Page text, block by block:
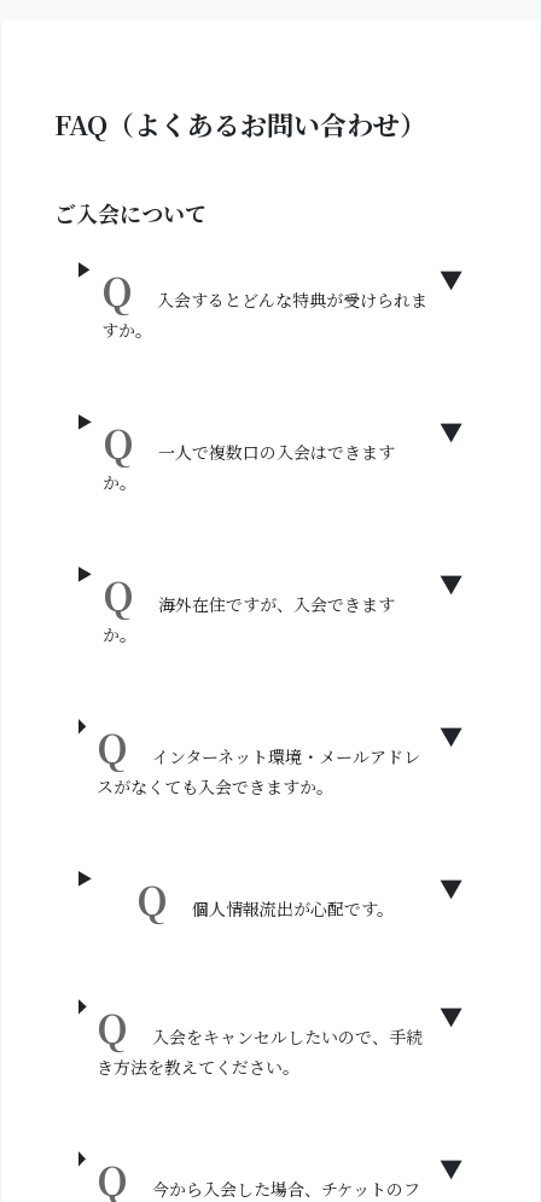
FAQ（よくあるお問い合わせ）
ご入会について
入会するとどんな特典が受けられま
すか。
一人で複数口の入会はできます
か。
海外在住ですが、入会できます
か。
インターネット環境・メールアドレ
スがなくても入会できますか。
個人情報流出が心配です。
入会をキャンセルしたいので、手続
き方法を教えてください。
今から入会した場合、チケットのフ